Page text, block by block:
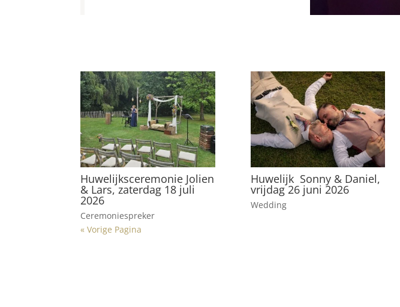
Huwelijksceremonie Jolien
& Lars, zaterdag 18 juli
2026
Ceremoniespreker
Huwelijk Sonny & Daniel,
vrijdag 26 juni 2026
Wedding
« Vorige Pagina